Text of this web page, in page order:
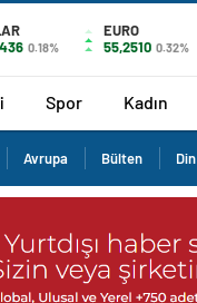
0.18%
EURO
55,2510 0.32%
Spor Kadın
Avrupa Bülten Din